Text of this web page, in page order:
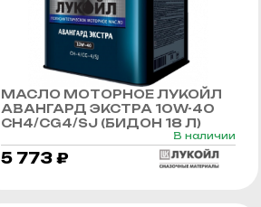
МАСЛО МОТОРНОЕ ЛУКОЙЛ
АВАНГАРД ЭКСТРА 10W-40
CH4/CG4/SJ (БИДОН 18 Л)
В наличии
5 773 ₽